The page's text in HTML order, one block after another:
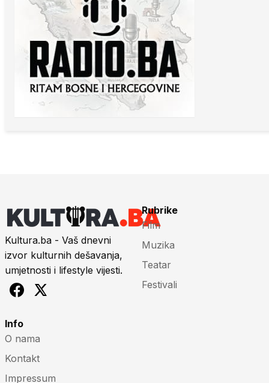
Kultura.ba - Vaš dnevni
izvor kulturnih dešavanja,
umjetnosti i lifestyle vijesti.
Rubrike
Film
Muzika
Teatar
Festivali
Info
O nama
Kontakt
Impressum